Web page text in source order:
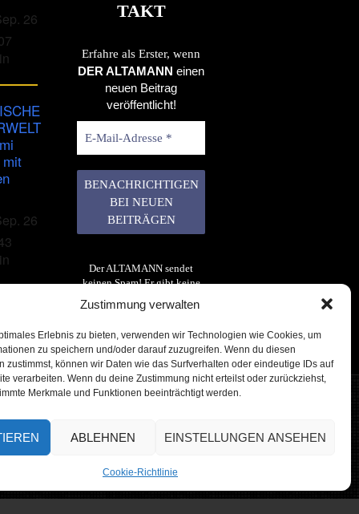
Zustimmung verwalten
Erlebnis zu bieten, verwenden wir Technologien wie Cookies, um
zu speichern und/oder darauf zuzugreifen. Wenn du diesen
zustimmst, können wir Daten wie das Surfverhalten oder eindeutige IDs auf
verarbeiten. Wenn du deine Zustimmung nicht erteilst oder zurückziehst,
Merkmale und Funktionen beeinträchtigt werden.
ABLEHNEN EINSTELLUNGEN ANSEHEN
Cookie-Richtlinie
26
mit
26
TAKT
Erfahre als Erster, wenn
DER ALTAMANN einen
neuen Beitrag
veröffentlicht!
Der ALTAMANN sendet
keinen Spam! Er gibt keine
Daten an dritte weiter. Erfahre
mehr in unserer
Datenschutzerklärung.